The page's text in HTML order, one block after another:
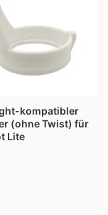
kompatibler
(ohne Twist) für
Lite